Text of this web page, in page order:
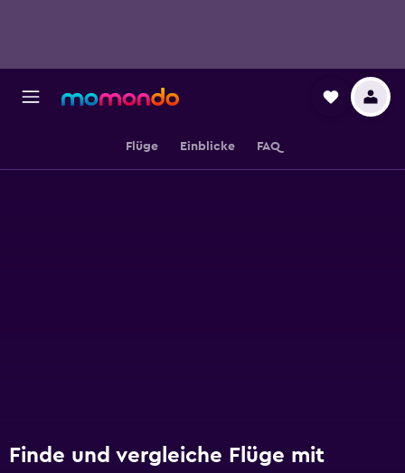
Flüge Einblicke FAQ
Finde und vergleiche Flüge mit